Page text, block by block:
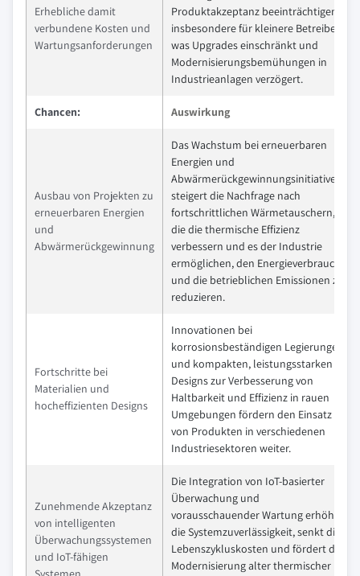
Erhebliche damit
verbundene Kosten und
Wartungsanforderungen
Produktakzeptanz beeinträchtigen,
insbesondere für kleinere Betreiber,
was Upgrades einschränkt und
Modernisierungsbemühungen in
Industrieanlagen verzögert.
Chancen: Auswirkung
Ausbau von Projekten zu
erneuerbaren Energien
und
Abwärmerückgewinnung
Das Wachstum bei erneuerbaren
Energien und
Abwärmerückgewinnungsinitiativen
steigert die Nachfrage nach
fortschrittlichen Wärmetauschern,
die die thermische Effizienz
verbessern und es der Industrie
ermöglichen, den Energieverbrauch
und die betrieblichen Emissionen zu
reduzieren.
Fortschritte bei
Materialien und
hocheffizienten Designs
Innovationen bei
korrosionsbeständigen Legierungen
und kompakten, leistungsstarken
Designs zur Verbesserung von
Haltbarkeit und Effizienz in rauen
Umgebungen fördern den Einsatz
von Produkten in verschiedenen
Industriesektoren weiter.
Zunehmende Akzeptanz
von intelligenten
Überwachungssystemen
und IoT-fähigen
Die Integration von IoT-basierter
Überwachung und
vorausschauender Wartung erhöht
die Systemzuverlässigkeit, senkt die
Lebenszykluskosten und fördert die
Modernisierung alter thermischer